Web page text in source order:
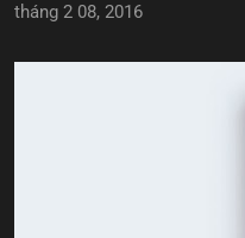
tháng 2 08, 2016